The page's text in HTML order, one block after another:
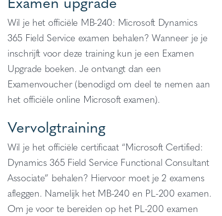
Wil je het officiële MB-240: Microsoft Dynamics
365 Field Service examen behalen? Wanneer je je
inschrijft voor deze training kun je een Examen
Upgrade boeken. Je ontvangt dan een
Examenvoucher (benodigd om deel te nemen aan
het officiële online Microsoft examen).
Vervolgtraining
Wil je het officiële certificaat “Microsoft Certified:
Dynamics 365 Field Service Functional Consultant
Associate” behalen? Hiervoor moet je 2 examens
afleggen. Namelijk het MB-240 en PL-200 examen.
Om je voor te bereiden op het PL-200 examen